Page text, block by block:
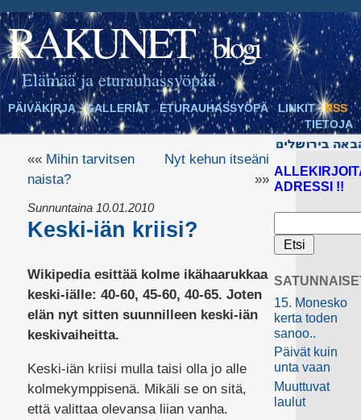
RAKUNET blogi
Elämää ja eturauhassyöpää
PÄIVÄKIRJA GALLERIAT ETURAUHASSYÖPÄ LINKIT
RSS
TIETOJA
«« Mihin tarvitsen
naista?
Nyt kehun itseäni
»»
Sunnuntaina 10.01.2010
Keski-iän kriisi?
Wikipedia esittää kolme ikähaarukkaa
keski-iälle: 40-60, 45-60, 40-65. Joten
elän nyt sitten suunnilleen keski-iän
keskivaiheitta.
Keski-iän kriisi mulla taisi olla jo alle
kolmekymppisenä. Mikäli se on sitä,
että valittaa olevansa liian vanha.
ADRESSI !!
15. Monesko
kerta toden
sanoo..
Päivät kuin
unta vaan
Muuttuvat
laulut